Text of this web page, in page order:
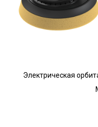
Электрическая